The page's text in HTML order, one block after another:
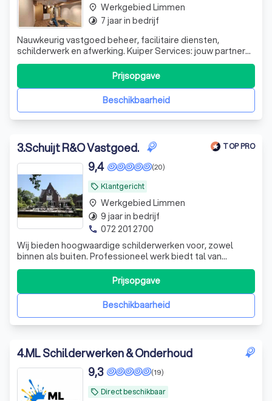
Nauwkeurig vastgoed beheer, facilitaire diensten,
schilderwerk en afwerking. Kuiper Services: jouw partner
voor onderhoud en dienstverlening.
Beschikbaarheid
Prijsopgave
place Werkgebied Limmen
timelapse 7 jaar in bedrijf
3.Schuijt R&O Vastgoed. TOP PRO
local_offer Klantgericht
(20)
9,4
Wij bieden hoogwaardige schilderwerken voor, zowel
binnen als buiten. Professioneel werk biedt tal van
voordelen! Schuijt R&O, is betrouwbaar, veelzijdig, flexibel
Beschikbaarheid
Prijsopgave
place Werkgebied Limmen
timelapse 9 jaar in bedrijf
phone 072 201 2700
4.ML Schilderwerken & Onderhoud
local_offer Direct beschikbaar
(19)
9,3